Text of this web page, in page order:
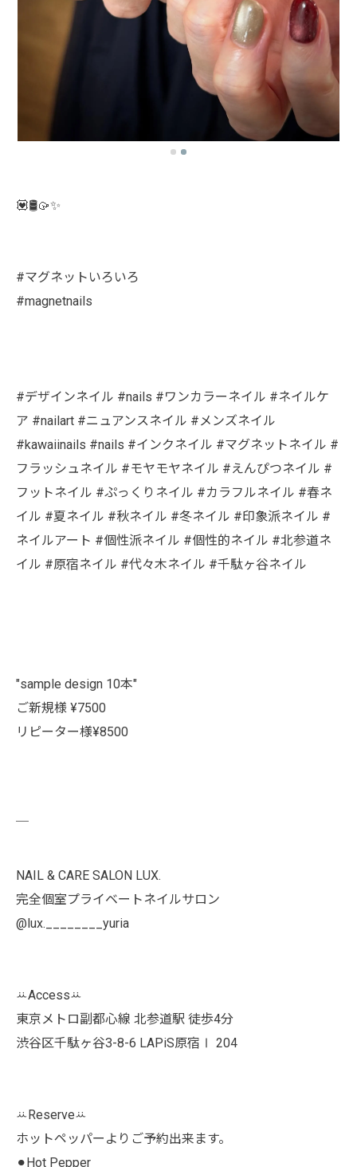
💟🛢️🥠✨
#マグネットいろいろ
#magnetnails
#デザインネイル #nails #ワンカラーネイル #ネイルケ
ア #nailart #ニュアンスネイル #メンズネイル
#kawaiinails #nails #インクネイル #マグネットネイル #
フラッシュネイル #モヤモヤネイル #えんぴつネイル #
フットネイル #ぷっくりネイル #カラフルネイル #春ネ
イル #夏ネイル #秋ネイル #冬ネイル #印象派ネイル #
ネイルアート #個性派ネイル #個性的ネイル #北参道ネ
イル #原宿ネイル #代々木ネイル #千駄ヶ谷ネイル
"sample design 10本"
ご新規様 ¥7500
リピーター様¥8500
NAIL & CARE SALON LUX.
完全個室プライベートネイルサロン
@lux.________yuria
ꕁAccessꕁ
東京メトロ副都心線 北参道駅 徒歩4分
渋谷区千駄ヶ谷3-8-6 LAPiS原宿Ⅰ 204
ꕁReserveꕁ
ホットペッパーよりご予約出来ます。
⚫︎Hot Pepper